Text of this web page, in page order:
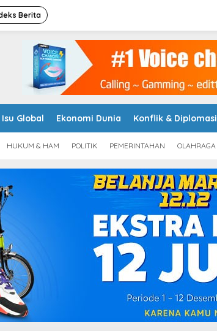
Berita
Isu Global Ekonomi Dunia Konflik & Diplomasi
HUKUM & HAM POLITIK PEMERINTAHAN OLAHRAGA